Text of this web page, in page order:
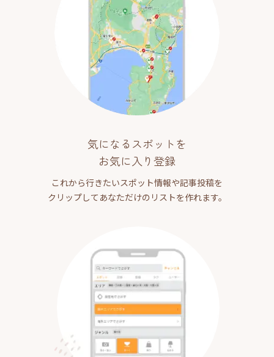
気になるスポットを
お気に入り登録
これから行きたいスポット情報や記事投稿を
クリップしてあなただけのリストを作れます。